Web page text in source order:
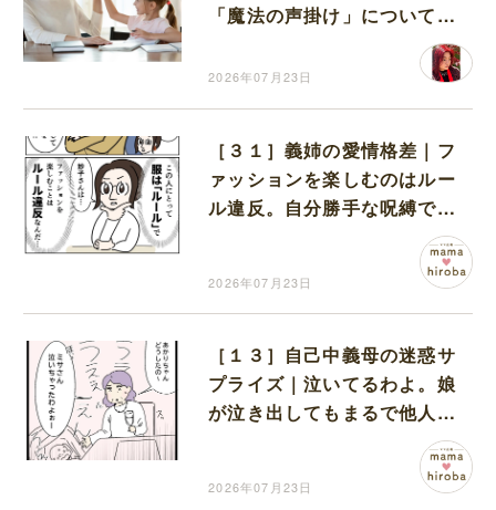
「魔法の声掛け」についてお
2026年07月23日
［３１］義姉の愛情格差｜フ
ァッションを楽しむのはルー
ル違反。自分勝手な呪縛でが
2026年07月23日
［１３］自己中義母の迷惑サ
プライズ｜泣いてるわよ。娘
が泣き出してもまるで他人事
で食事を続ける義両親と夫
2026年07月23日